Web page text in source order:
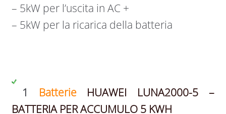
– 5kW per l’uscita in AC +
– 5kW per la ricarica della batteria
1 Batterie HUAWEI LUNA2000-5 –
BATTERIA PER ACCUMULO 5 KWH